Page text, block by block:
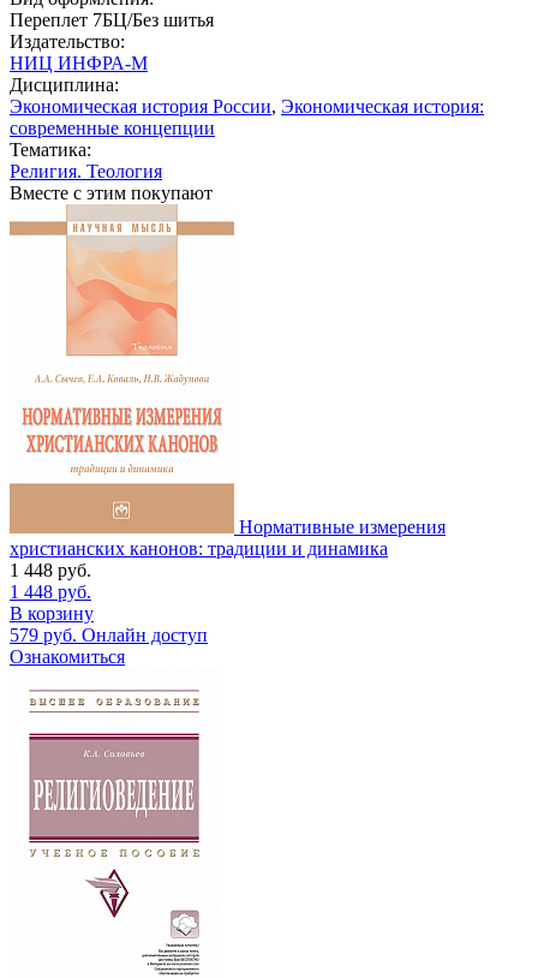
Переплет 7БЦ/Без шитья
Издательство:
НИЦ ИНФРА-М
Дисциплина:
Экономическая история России, Экономическая история:
современные концепции
Тематика:
Религия. Теология
Вместе с этим покупают
Нормативные измерения
христианских канонов: традиции и динамика
1 448 руб.
1 448 руб.
В корзину
579 руб. Онлайн доступ
Ознакомиться